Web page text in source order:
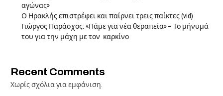
αγώνας»
Ο Ηρακλής επιστρέφει και παίρνει τρεις παίκτες (vid)
Γιώργος Παράσχος: «Πάμε για νέα θεραπεία» – Το μήνυμά
του για την μάχη με τον καρκίνο
Recent Comments
Χωρίς σχόλια για εμφάνιση.